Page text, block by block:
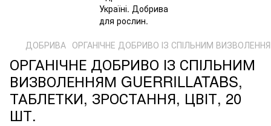
ДОБРИВА ОРГАНІЧНЕ ДОБРИВО ІЗ СПІЛЬНИМ
ОРГАНІЧНЕ ДОБРИВО ІЗ СПІЛЬНИМ
ВИЗВОЛЕННЯМ GUERRILLATABS,
ТАБЛЕТКИ, ЗРОСТАННЯ, ЦВІТ, 20
ШТ.